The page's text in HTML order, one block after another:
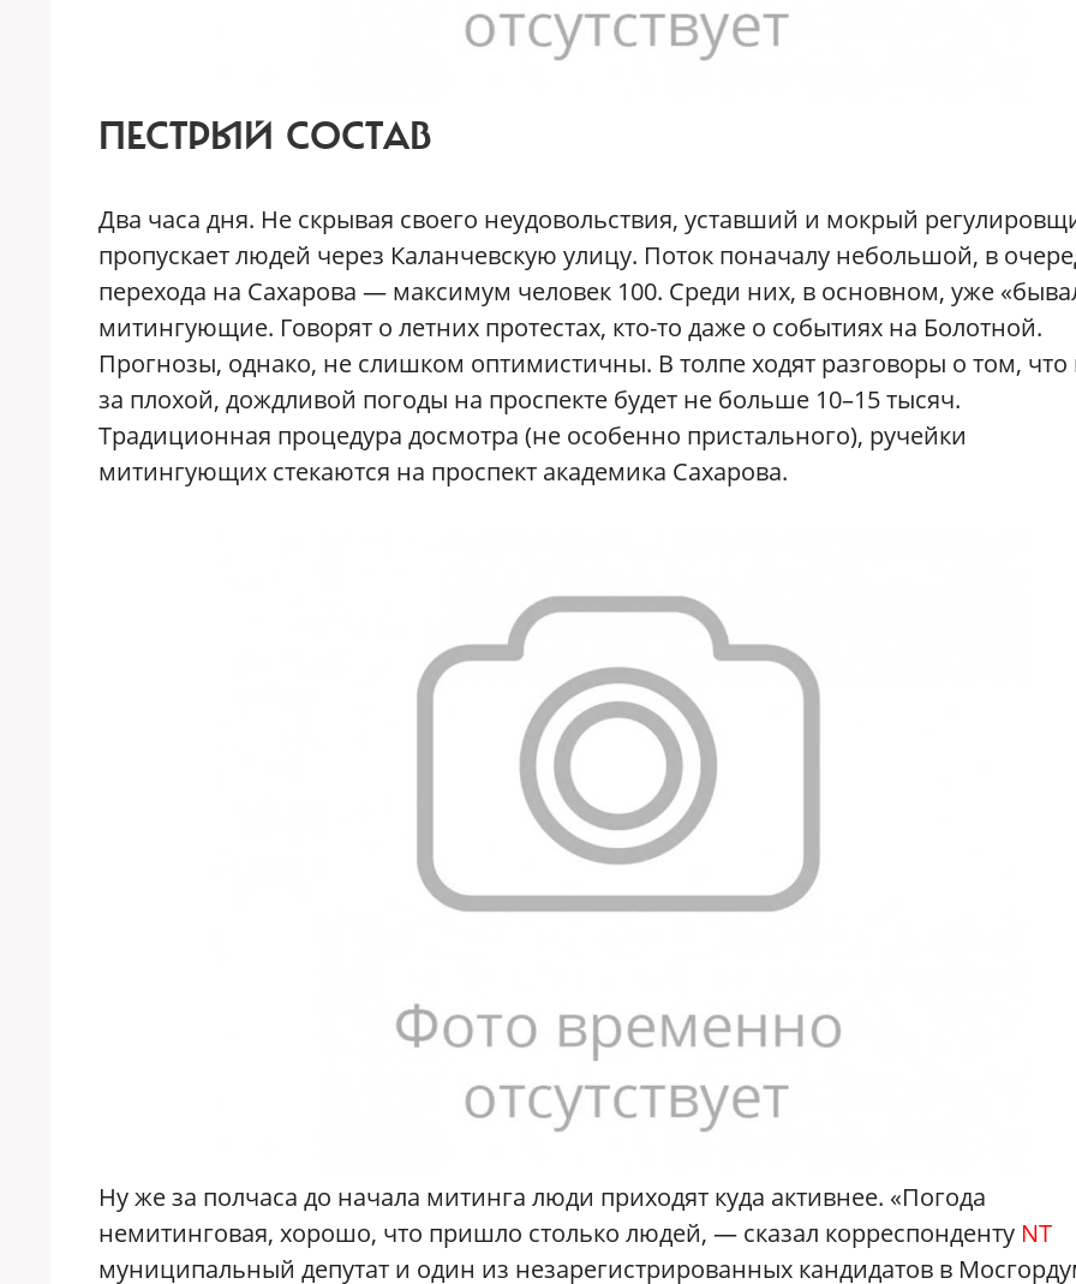
ПЕСТРЫЙ СОСТАВ
Два часа дня. Не скрывая своего неудовольствия, уставший и мокрый
пропускает людей через Каланчевскую улицу. Поток поначалу небольшой, в
перехода на Сахарова — максимум человек 100. Среди них, в основном, уже
митингующие. Говорят о летних протестах, кто-то даже о событиях на Болотной.
Прогнозы, однако, не слишком оптимистичны. В толпе ходят разговоры о том, что
за плохой, дождливой погоды на проспекте будет не больше 10–15 тысяч.
Традиционная процедура досмотра (не особенно пристального), ручейки
митингующих стекаются на проспект академика Сахарова.
Ну же за полчаса до начала митинга люди приходят куда активнее. «Погода
немитинговая, хорошо, что пришло столько людей, — сказал корреспонденту NT
муниципальный депутат и один из незарегистрированных кандидатов в